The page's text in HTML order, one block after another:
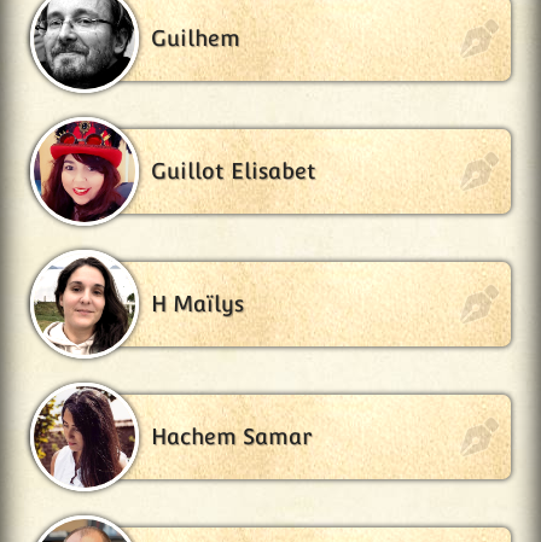
Guilhem
Guillot Elisabet
H Maïlys
Hachem Samar